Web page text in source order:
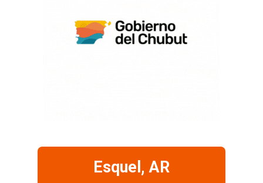
Esquel, AR